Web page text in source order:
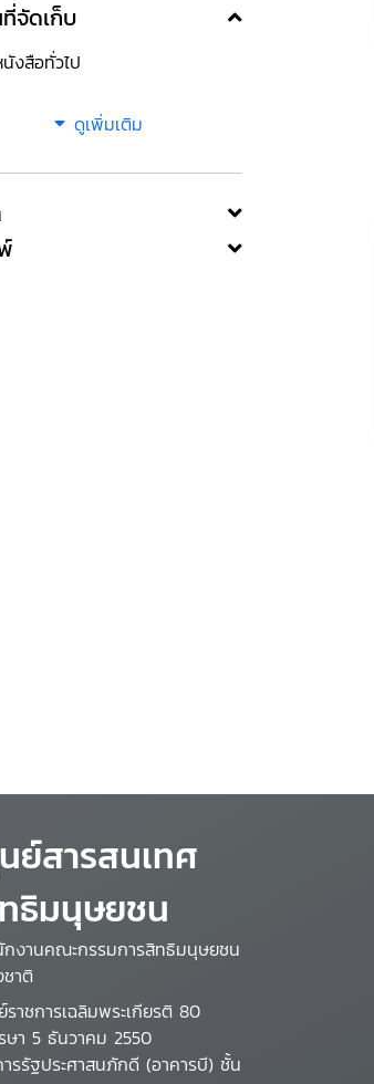
จัดเก็บ
งสือทั่วไป
ดูเพิ่มเติม
ย์สารสนเทศ
ธิมนุษยชน
กงานคณะกรรมการสิทธิมนุษยชน
าติ
ราชการเฉลิมพระเกียรติ 80
ษา 5 ธันวาคม 2550
ารรัฐประศาสนภักดี (อาคารบี) ชั้น